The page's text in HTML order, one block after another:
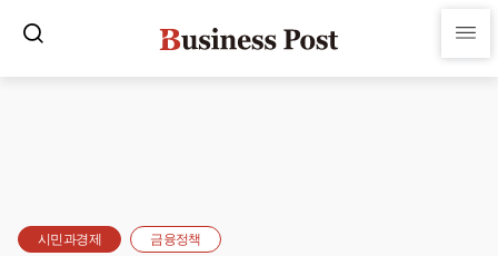
시민과경제 금융정책